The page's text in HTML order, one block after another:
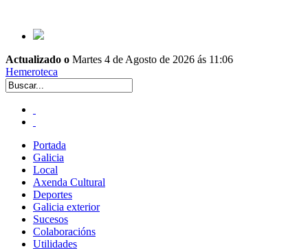
Actualizado o Martes 4 de Agosto de 2026 ás 11:06
Hemeroteca
Portada
Galicia
Local
Axenda Cultural
Deportes
Galicia exterior
Sucesos
Colaboracións
Utilidades